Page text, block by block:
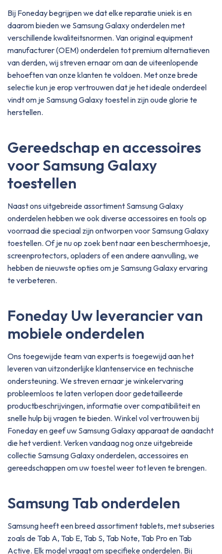
Bij Foneday begrijpen we dat elke reparatie uniek is en
daarom bieden we Samsung Galaxy onderdelen met
verschillende kwaliteitsnormen. Van original equipment
manufacturer (OEM) onderdelen tot premium alternatieven
van derden, wij streven ernaar om aan de uiteenlopende
behoeften van onze klanten te voldoen. Met onze brede
selectie kun je erop vertrouwen dat je het ideale onderdeel
vindt om je Samsung Galaxy toestel in zijn oude glorie te
herstellen.
Gereedschap en accessoires
voor Samsung Galaxy
toestellen
Naast ons uitgebreide assortiment Samsung Galaxy
onderdelen hebben we ook diverse accessoires en tools op
voorraad die speciaal zijn ontworpen voor Samsung Galaxy
toestellen. Of je nu op zoek bent naar een beschermhoesje,
screenprotectors, opladers of een andere aanvulling, we
hebben de nieuwste opties om je Samsung Galaxy ervaring
te verbeteren.
Foneday Uw leverancier van
mobiele onderdelen
Ons toegewijde team van experts is toegewijd aan het
leveren van uitzonderlijke klantenservice en technische
ondersteuning. We streven ernaar je winkelervaring
probleemloos te laten verlopen door gedetailleerde
productbeschrijvingen, informatie over compatibiliteit en
snelle hulp bij vragen te bieden. Winkel vol vertrouwen bij
Foneday en geef uw Samsung Galaxy apparaat de aandacht
die het verdient. Verken vandaag nog onze uitgebreide
collectie Samsung Galaxy onderdelen, accessoires en
gereedschappen om uw toestel weer tot leven te brengen.
Samsung Tab onderdelen
Samsung heeft een breed assortiment tablets, met subseries
zoals de Tab A, Tab E, Tab S, Tab Note, Tab Pro en Tab
Active. Elk model vraagt om specifieke onderdelen. Bij